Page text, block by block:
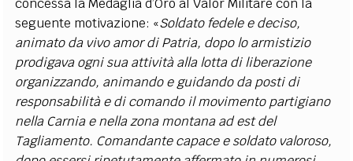
concessa la Medaglia d’Oro al Valor Militare con la
seguente motivazione: «Soldato fedele e deciso,
animato da vivo amor di Patria, dopo lo armistizio
prodigava ogni sua attività alla lotta di liberazione
organizzando, animando e guidando da posti di
responsabilità e di comando il movimento partigiano
nella Carnia e nella zona montana ad est del
Tagliamento. Comandante capace e soldato valoroso,